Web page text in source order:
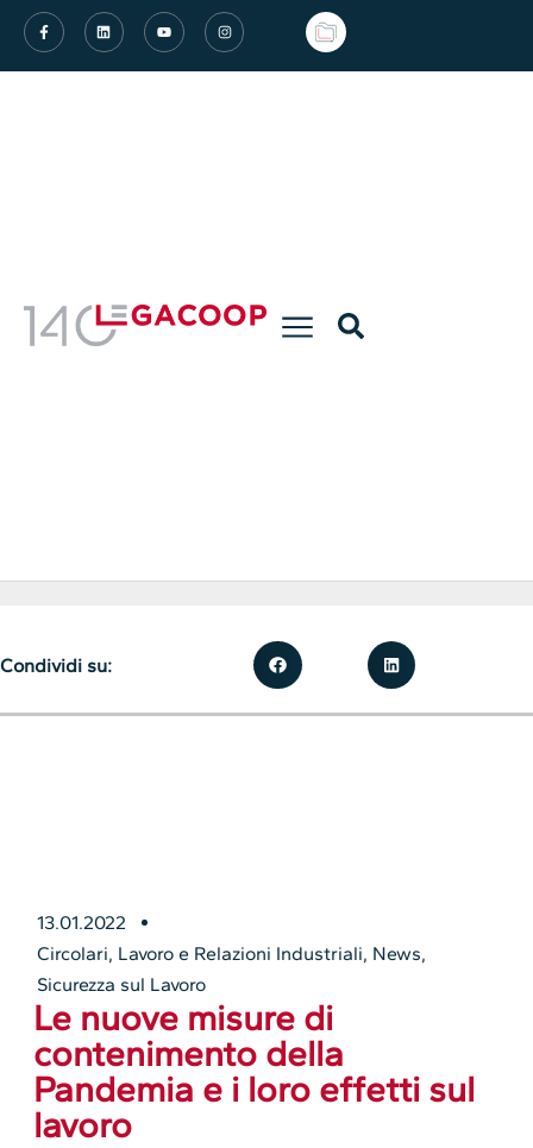
13.01.2022
Circolari, Lavoro e Relazioni Industriali, News,
Sicurezza sul Lavoro
Le nuove misure di
contenimento della
Pandemia e i loro effetti sul
lavoro
Condividi su: